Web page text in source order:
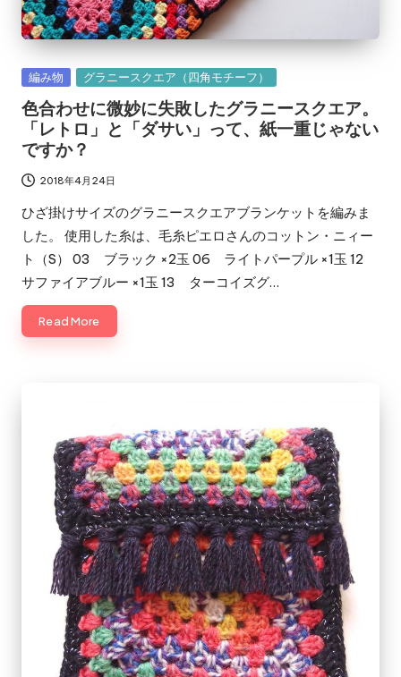
Posted
in
編み物 グラニースクエア（四角モチーフ）
色合わせに微妙に失敗したグラニースクエア。
「レトロ」と「ダサい」って、紙一重じゃない
ですか？
2018年4月24日
ひざ掛けサイズのグラニースクエアブランケットを編みま
した。 使用した糸は、毛糸ピエロさんのコットン・ニィー
ト（S） 03 ブラック ×2玉 06 ライトパープル ×1玉 12
サファイアブルー ×1玉 13 ターコイズグ…
Read More